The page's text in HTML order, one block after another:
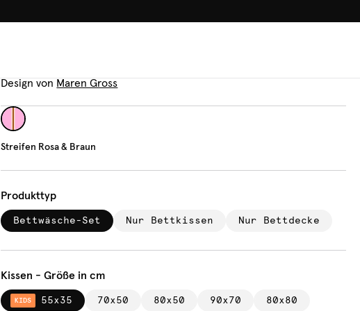
Bettwäsche
Design von Maren Gross
Streifen Rosa & Braun
Produkttyp
Bettwäsche-Set Nur Bettkissen Nur Bettdecke
Kissen - Größe in cm
KIDS 55x35 70x50 80x50 90x70 80x80